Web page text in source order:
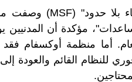
بلا حدود" (MSF) وصفت
مؤكدة أن المدنيين
أما منظمة أوكسفام فقد
للنظام القائم والعودة إلى
.